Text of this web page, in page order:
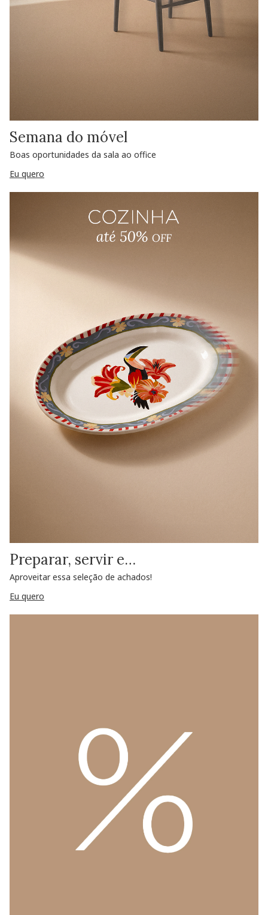
Semana do móvel
Boas oportunidades da sala ao office
Eu quero
Preparar, servir e…
Aproveitar essa seleção de achados!
Eu quero